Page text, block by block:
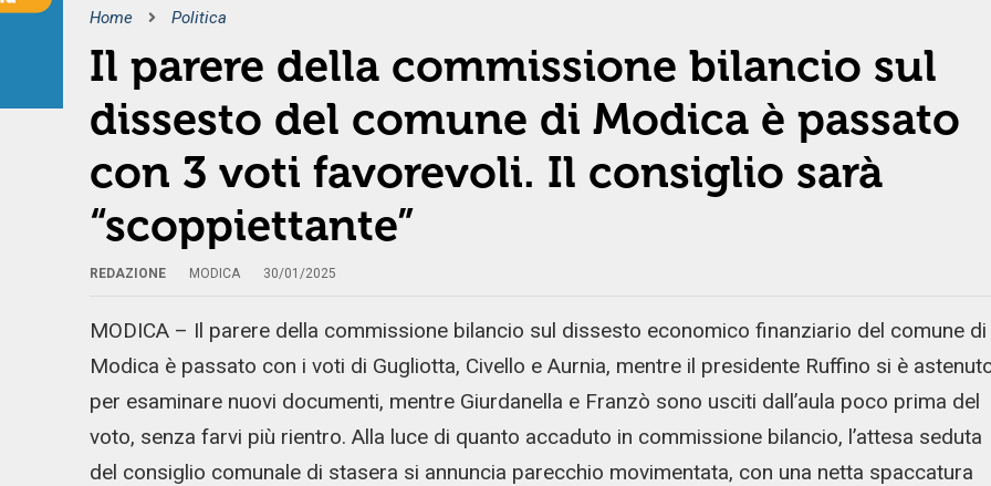
Home Politica
Il parere della commissione bilancio sul
dissesto del comune di Modica è passato
con 3 voti favorevoli. Il consiglio sarà
“scoppiettante”
REDAZIONE MODICA 30/01/2025
MODICA – Il parere della commissione bilancio sul dissesto economico finanziario del comune di
Modica è passato con i voti di Gugliotta, Civello e Aurnia, mentre il presidente Ruffino si è
per esaminare nuovi documenti, mentre Giurdanella e Franzò sono usciti dall’aula poco prima del
voto, senza farvi più rientro. Alla luce di quanto accaduto in commissione bilancio, l’attesa seduta
del consiglio comunale di stasera si annuncia parecchio movimentata, con una netta spaccatura